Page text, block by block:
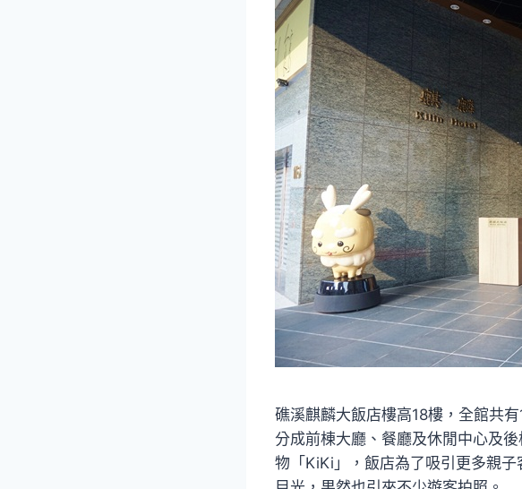
礁溪麒麟大飯店樓高18樓，全館共
分成前棟大廳、餐廳及休閒中心及
物「KiKi」，飯店為了吸引更多親